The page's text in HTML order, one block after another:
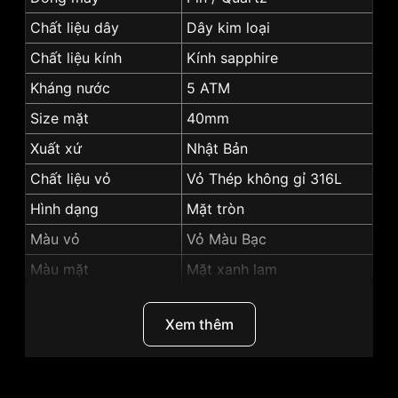
Chất liệu dây
Dây kim loại
Chất liệu kính
Kính sapphire
Kháng nước
5 ATM
Size mặt
40mm
Xuất xứ
Nhật Bản
Chất liệu vỏ
Vỏ Thép không gỉ 316L
Hình dạng
Mặt tròn
Màu vỏ
Vỏ Màu Bạc
Màu mặt
Mặt xanh lam
11.5mm
Những sản phẩm tương tự"SRWatch 40mm Nam
SG7003.1106GM":
Xem thêm